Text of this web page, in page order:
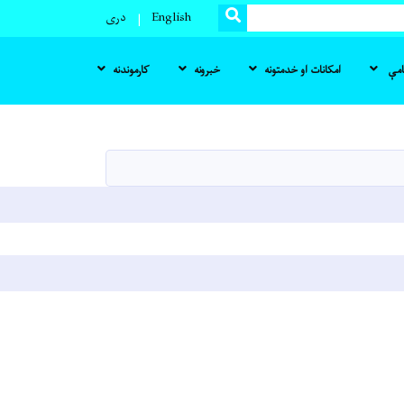
SEARCH
English دری
امکانات او خدمتونه خبرونه کارموندنه